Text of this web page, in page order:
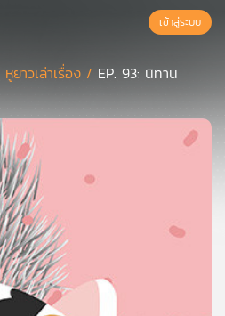
เข้าสู่ระบบ
หูยาวเล่าเรื่อง / EP. 93: นิทาน